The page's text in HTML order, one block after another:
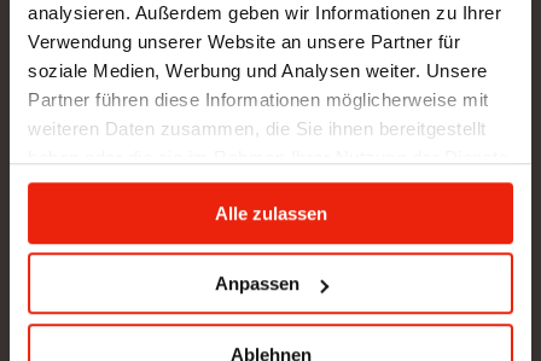
analysieren. Außerdem geben wir Informationen zu Ihrer
Verwendung unserer Website an unsere Partner für
soziale Medien, Werbung und Analysen weiter. Unsere
Partner führen diese Informationen möglicherweise mit
weiteren Daten zusammen, die Sie ihnen bereitgestellt
gesammelt haben.
Alle zulassen
Anpassen
Ablehnen
Geduld
BÜRO (kein Kundenverkehr):
Gunzing 57
4923 Lohnsburg
Tel.: +43/676/4403679
office@gurtner-infrarot.at
Anfrage senden